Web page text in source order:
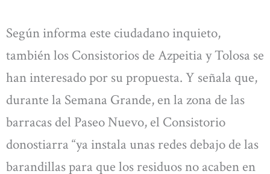
Según informa este ciudadano inquieto,
también los Consistorios de Azpeitia y Tolosa se
han interesado por su propuesta. Y señala que,
durante la Semana Grande, en la zona de las
barracas del Paseo Nuevo, el Consistorio
donostiarra “ya instala unas redes debajo de las
barandillas para que los residuos no acaben en